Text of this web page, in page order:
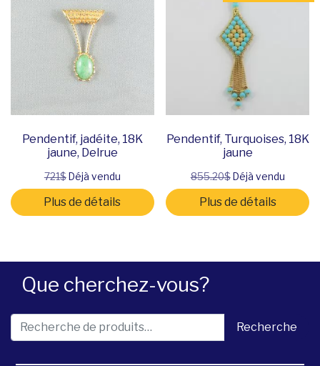
Que cherchez-vous?
Recherche pour : Recherche
Pendentif, jadéite, 18K
jaune, Delrue
721$Déjà vendu
Plus de détails
Pendentif, Turquoises, 18K
jaune
855.20$Déjà vendu
Plus de détails